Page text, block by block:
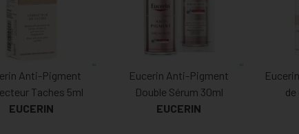
Anti-Pigment
Taches 5ml
EUCERIN
Eucerin Anti-Pigment
Double Sérum 30ml
EUCERIN